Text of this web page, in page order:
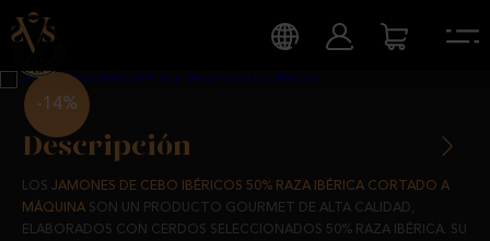
-14%
Descripción
LOS JAMONES DE CEBO IBÉRICOS 50% RAZA IBÉRICA CORTADO A
MÁQUINA SON UN PRODUCTO GOURMET DE ALTA CALIDAD,
ELABORADOS CON CERDOS SELECCIONADOS 50% RAZA IBÉRICA. SU